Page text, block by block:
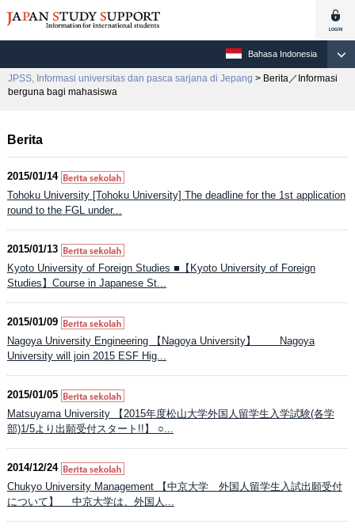
Bahasa Indonesia
JPSS, Informasi universitas dan pasca sarjana di Jepang > Berita／Informasi
berguna bagi mahasiswa
Berita
2015/01/14
Tohoku University [Tohoku University] The deadline for the 1st application
round to the FGL under...
2015/01/13
Kyoto University of Foreign Studies ■【Kyoto University of Foreign
Studies】Course in Japanese St...
2015/01/09
Nagoya University Engineering 【Nagoya University】 Nagoya
University will join 2015 ESF Hig...
2015/01/05
Matsuyama University 【2015年度松山大学外国人留学生入学試験(各学
部)1/5より出願受付スタート!!】 ○...
2014/12/24
Chukyo University Management 【中京大学 外国人留学生入試出願受付
について】 中京大学は、外国人...